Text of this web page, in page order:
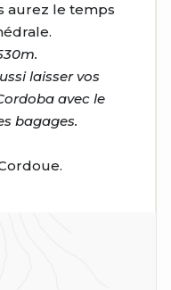
aurez le temps
laisser vos
avec le
bagages.